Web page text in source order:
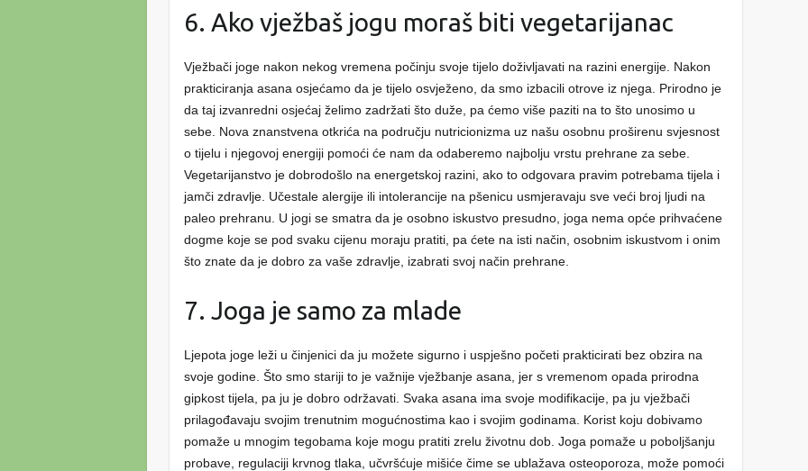
6. Ako vježbaš jogu moraš biti vegetarijanac
Vježbači joge nakon nekog vremena počinju svoje tijelo doživljavati na razini energije. Nakon
prakticiranja asana osjećamo da je tijelo osvježeno, da smo izbacili otrove iz njega. Prirodno je
da taj izvanredni osjećaj želimo zadržati što duže, pa ćemo više paziti na to što unosimo u
sebe. Nova znanstvena otkrića na području nutricionizma uz našu osobnu proširenu svjesnost
o tijelu i njegovoj energiji pomoći će nam da odaberemo najbolju vrstu prehrane za sebe.
Vegetarijanstvo je dobrodošlo na energetskoj razini, ako to odgovara pravim potrebama tijela i
jamči zdravlje. Učestale alergije ili intolerancije na pšenicu usmjeravaju sve veći broj ljudi na
paleo prehranu. U jogi se smatra da je osobno iskustvo presudno, joga nema opće prihvaćene
dogme koje se pod svaku cijenu moraju pratiti, pa ćete na isti način, osobnim iskustvom i onim
što znate da je dobro za vaše zdravlje, izabrati svoj način prehrane.
7. Joga je samo za mlade
Ljepota joge leži u činjenici da ju možete sigurno i uspješno početi prakticirati bez obzira na
svoje godine. Što smo stariji to je važnije vježbanje asana, jer s vremenom opada prirodna
gipkost tijela, pa ju je dobro održavati. Svaka asana ima svoje modifikacije, pa ju vježbači
prilagođavaju svojim trenutnim mogućnostima kao i svojim godinama. Korist koju dobivamo
pomaže u mnogim tegobama koje mogu pratiti zrelu životnu dob. Joga pomaže u poboljšanju
probave, regulaciji krvnog tlaka, učvršćuje mišiće čime se ublažava osteoporoza, može pomoći